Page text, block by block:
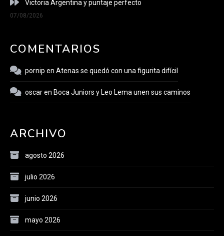
Victoria Argentina y puntaje perfecto
07/08/2026
COMENTARIOS
pornip en Atenas se quedó con una figurita difícil
oscaren Boca Juniors y Leo Lema unen sus caminos
ARCHIVO
agosto 2026
julio 2026
junio 2026
mayo 2026